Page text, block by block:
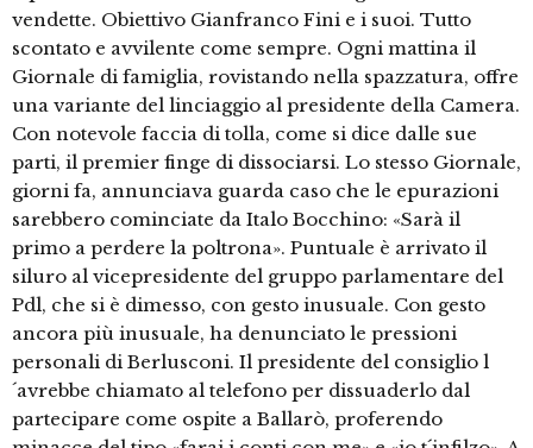
vendette. Obiettivo Gianfranco Fini e i suoi. Tutto
scontato e avvilente come sempre. Ogni mattina il
Giornale di famiglia, rovistando nella spazzatura, offre
una variante del linciaggio al presidente della Camera.
Con notevole faccia di tolla, come si dice dalle sue
parti, il premier finge di dissociarsi. Lo stesso Giornale,
giorni fa, annunciava guarda caso che le epurazioni
sarebbero cominciate da Italo Bocchino: «Sarà il
primo a perdere la poltrona». Puntuale è arrivato il
siluro al vicepresidente del gruppo parlamentare del
Pdl, che si è dimesso, con gesto inusuale. Con gesto
ancora più inusuale, ha denunciato le pressioni
personali di Berlusconi. Il presidente del consiglio l
´avrebbe chiamato al telefono per dissuaderlo dal
partecipare come ospite a Ballarò, proferendo